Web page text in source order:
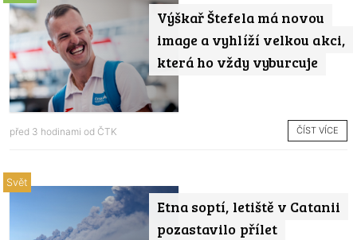
Výškař Štefela má novou
image a vyhlíží velkou akci,
která ho vždy vyburcuje
před 3 hodinami od ČTK ČÍST VÍCE
Etna soptí, letiště v Catanii
pozastavilo přílet
Svět